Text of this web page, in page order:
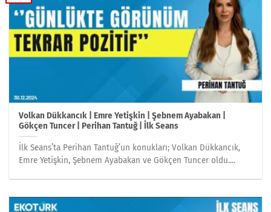
Volkan Dükkancık | Emre Yetişkin | Şebnem Ayabakan |
Gökçen Tuncer | Perihan Tantuğ | İlk Seans
İlk Seans’ta Perihan Tantuğ’un konukları; Volkan Dükkancık,
Emre Yetişkin, Şebnem Ayabakan ve Gökçen Tuncer oldu....